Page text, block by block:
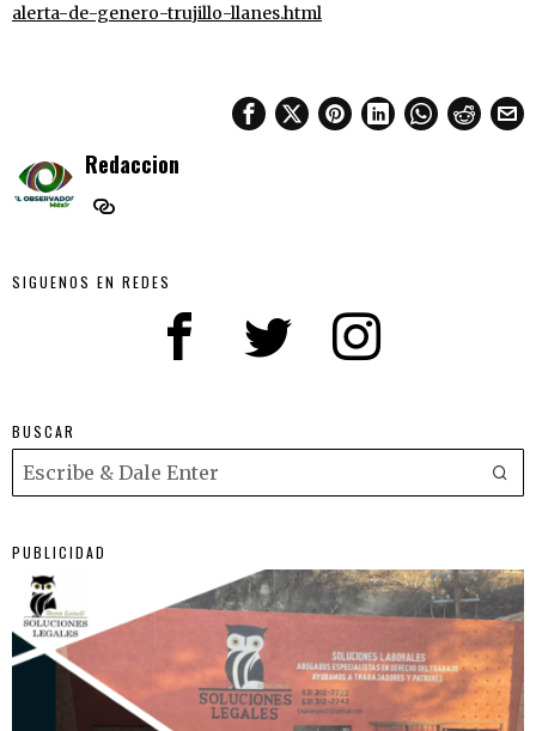
alerta-de-genero-trujillo-llanes.html
Redaccion
SIGUENOS EN REDES
BUSCAR
PUBLICIDAD